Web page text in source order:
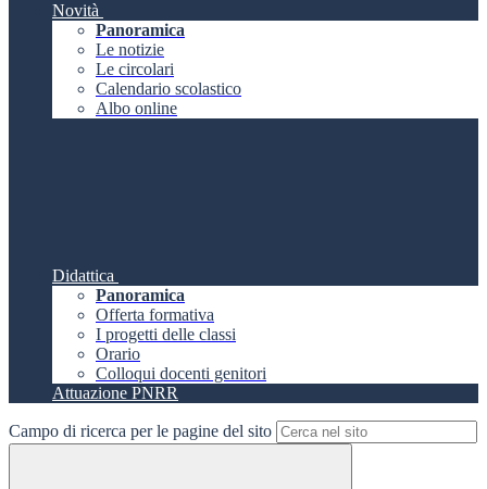
Novità
Panoramica
Le notizie
Le circolari
Calendario scolastico
Albo online
Didattica
Panoramica
Offerta formativa
I progetti delle classi
Orario
Colloqui docenti genitori
Attuazione PNRR
Campo di ricerca per le pagine del sito